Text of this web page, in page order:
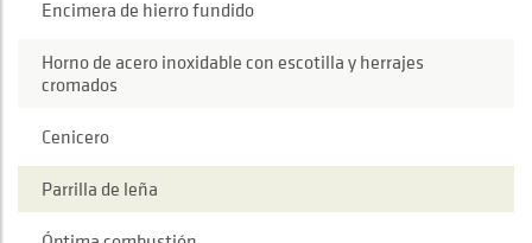
Encimera de hierro fundido
Horno de acero inoxidable con escotilla y herrajes
cromados
Cenicero
Parrilla de leña